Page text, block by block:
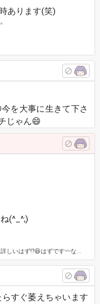
あります(笑)
を大事に生きて下さ
じゃん😄
(^_^;)
はずです〰なんでも答えますよ😄
すぐ萎えちゃいます